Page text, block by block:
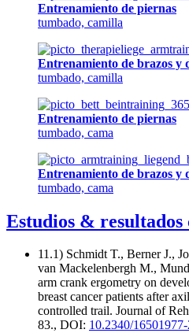
Entrenamiento de piernas
tumbado, camilla
Entrenamiento de brazos y
tumbado, camilla
Entrenamiento de piernas
tumbado, cama
Entrenamiento de brazos y
tumbado, cama
Estudios &
11.1) Schmidt T., Berner J.,
van Mackelenbergh M.,
arm crank ergometry on
breast cancer patients after
controlled trail. Journal of
83., DOI: 10.2340/